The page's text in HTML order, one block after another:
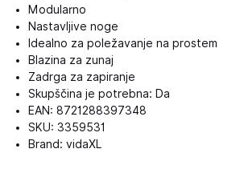
Modularno
Nastavljive noge
Idealno za poležavanje na prostem
Blazina za zunaj
Zadrga za zapiranje
Skupščina je potrebna: Da
EAN: 8721288397348
SKU: 3359531
Brand: vidaXL